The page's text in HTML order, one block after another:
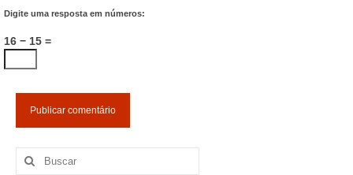
Digite uma resposta em números:
16 − 15 =